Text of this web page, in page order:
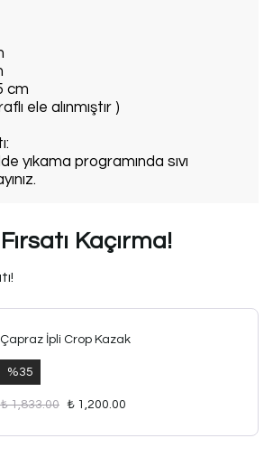
cm
ele alınmıştır )
yıkama programında sıvı
Kaçırma!
Çapraz İpli Crop Kazak
%35
₺ 1,833.00 ₺ 1,200.00